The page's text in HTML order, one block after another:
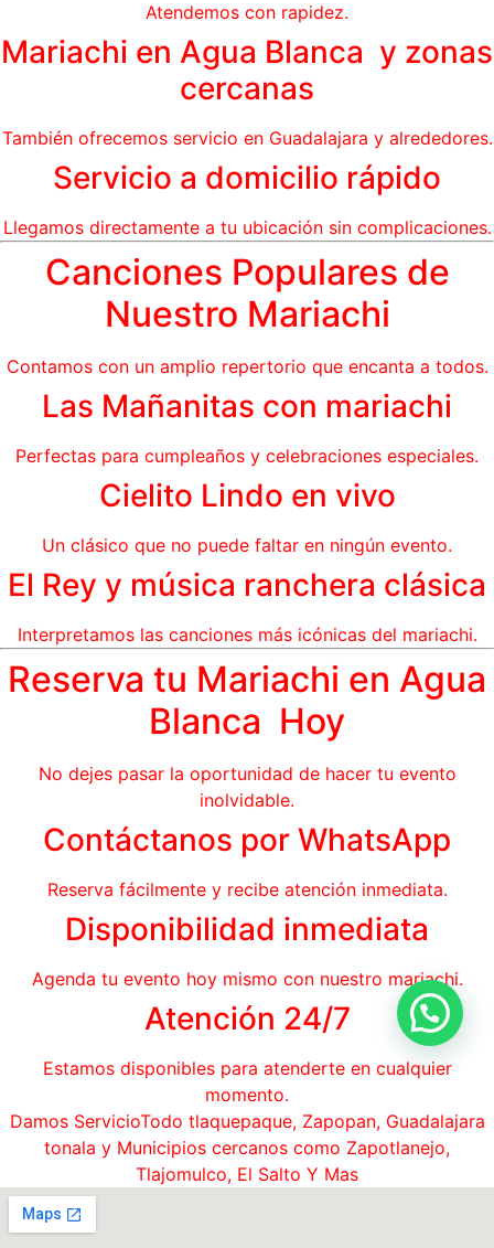
Atendemos con rapidez.
Mariachi en Agua Blanca y zonas
cercanas
También ofrecemos servicio en Guadalajara y alrededores.
Servicio a domicilio rápido
Llegamos directamente a tu ubicación sin complicaciones.
Canciones Populares de
Nuestro Mariachi
Contamos con un amplio repertorio que encanta a todos.
Las Mañanitas con mariachi
Perfectas para cumpleaños y celebraciones especiales.
Cielito Lindo en vivo
Un clásico que no puede faltar en ningún evento.
El Rey y música ranchera clásica
Interpretamos las canciones más icónicas del mariachi.
Reserva tu Mariachi en Agua
Blanca Hoy
No dejes pasar la oportunidad de hacer tu evento
inolvidable.
Contáctanos por WhatsApp
Reserva fácilmente y recibe atención inmediata.
Disponibilidad inmediata
Agenda tu evento hoy mismo con nuestro mariachi.
Atención 24/7
Estamos disponibles para atenderte en cualquier
momento.
Damos ServicioTodo tlaquepaque, Zapopan, Guadalajara
tonala y Municipios cercanos como Zapotlanejo,
Tlajomulco, El Salto Y Mas